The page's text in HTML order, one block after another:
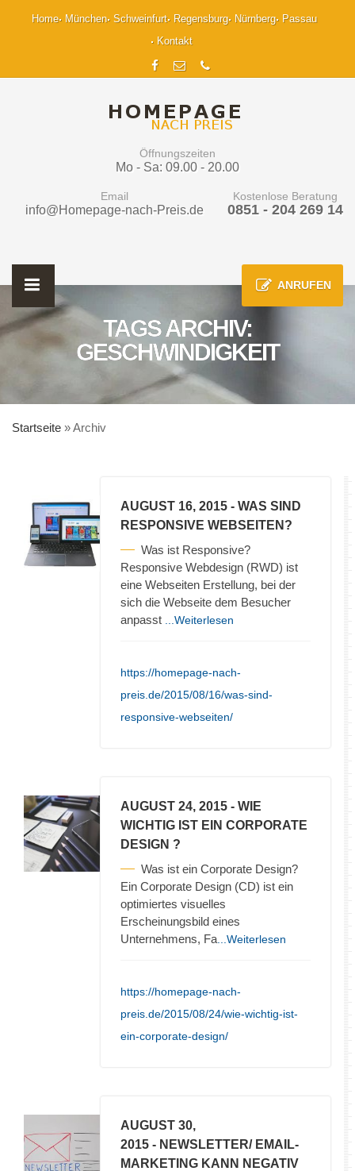
Home München Schweinfurt Regensburg Nürnberg
Passau
Kontakt
Öffnungszeiten
Mo - Sa: 09.00 - 20.00
Email
info@Homepage-nach-Preis.de
Kostenlose Beratung
0851 - 204 269 14
ANRUFEN
TAGS ARCHIV:
GESCHWINDIGKEIT
Startseite »Archiv
AUGUST 16, 2015 - WAS SIND
RESPONSIVE WEBSEITEN?
Was ist Responsive?
Responsive Webdesign (RWD) ist
eine Webseiten Erstellung, bei der
sich die Webseite dem Besucher
anpasst
...Weiterlesen
https://homepage-nach-
preis.de/2015/08/16/was-sind-
responsive-webseiten/
AUGUST 24, 2015 - WIE
WICHTIG IST EIN CORPORATE
DESIGN ?
Was ist ein Corporate Design?
Ein Corporate Design (CD) ist ein
optimiertes visuelles
Erscheinungsbild eines
Unternehmens, Fa ...Weiterlesen
https://homepage-nach-
preis.de/2015/08/24/wie-wichtig-ist-
ein-corporate-design/
AUGUST 30,
2015 - NEWSLETTER/ EMAIL-
MARKETING KANN NEGATIV